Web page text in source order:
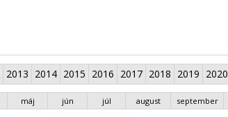
2013 2014 2015 2016 2017 2018 2019 2020
máj jún júl august september